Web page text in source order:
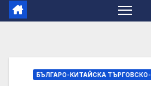
БЪЛГАРО-КИТАЙСКА